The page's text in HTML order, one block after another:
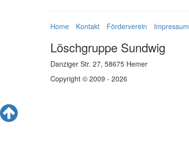
Home Kontakt Förderverein Impressum
Löschgruppe Sundwig
Danziger Str. 27, 58675 Hemer
Copyright © 2009 - 2026